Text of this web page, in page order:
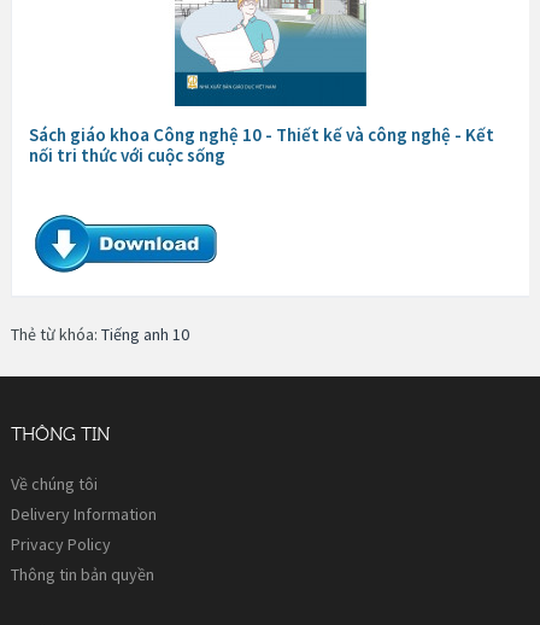
Sách giáo khoa Công nghệ 10 - Thiết kế và công nghệ - Kết
nối tri thức với cuộc sống
Thẻ từ khóa: Tiếng anh 10
THÔNG TIN
Về chúng tôi
Delivery Information
Privacy Policy
Thông tin bản quyền